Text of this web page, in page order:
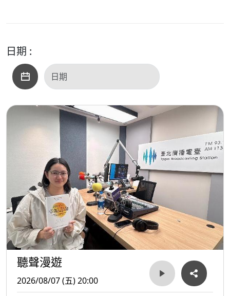
在「永續會客室」單元，節目邀請到聽力公主 Grace。她是
聽力師，也是聽力行動 Hearing Action 創辦人，長期投入
聽力照護、聽覺意識推廣與中立聽力資訊傳播。
聽力行動目前以數位平台與專業服務協助有聽力困擾的個人
與家庭找到合適的解決方案，也持續透過內容推廣改變社會
對聽力議題的理解。從環境中的生命保護，到人與人之間的
溝通理解，本集節目也延伸呼應 SDGs 第3項「健康與福
祉」，帶大家一起思考，真正的永續，其實就是讓每一種生
命都能被好好看見，也被好好聽見。
日期 :
聽聲漫遊
2026/08/07 (五) 20:00